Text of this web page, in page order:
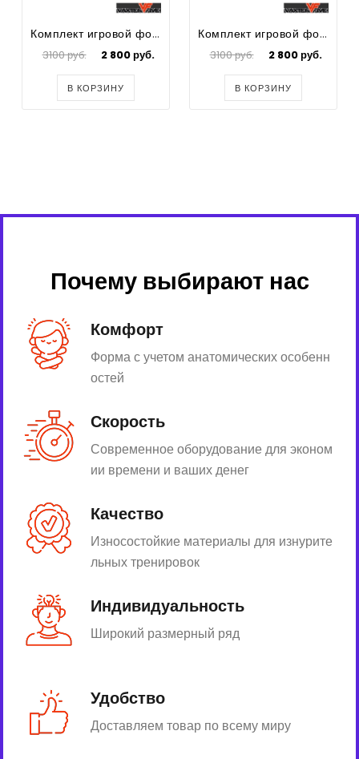
Комплект игровой формы для футбола Bee-2
3100 руб. 2 800 руб.
В КОРЗИНУ
Комплект игровой формы для футбола Bee-2
3100 руб. 2 800 руб.
В КОРЗИНУ
Почему выбирают нас
Комфорт
Форма с учетом анатомических особенн
остей
Скорость
Современное оборудование для эконом
ии времени и ваших денег
Качество
Износостойкие материалы для изнурите
льных тренировок
Индивидуальность
Широкий размерный ряд
Удобство
Доставляем товар по всему миру